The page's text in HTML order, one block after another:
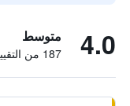
4.0 متوسط
187 من التقييمات تم التحقق منها